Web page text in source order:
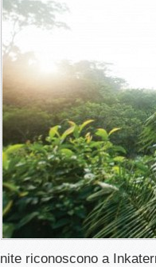
riconoscono a